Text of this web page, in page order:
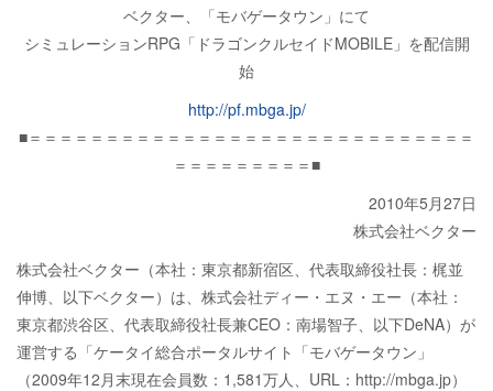
ベクター、「モバゲータウン」にて
シミュレーションRPG「ドラゴンクルセイドMOBILE」を配信開
始
http://pf.mbga.jp/
■＝＝＝＝＝＝＝＝＝＝＝＝＝＝＝＝＝＝＝＝＝＝＝＝＝＝＝＝＝
＝＝＝＝＝＝＝＝＝■
2010年5月27日
株式会社ベクター
株式会社ベクター（本社：東京都新宿区、代表取締役社長：梶並
伸博、以下ベクター）は、株式会社ディー・エヌ・エー（本社：
東京都渋谷区、代表取締役社長兼CEO：南場智子、以下DeNA）が
運営する「ケータイ総合ポータルサイト「モバゲータウン」
（2009年12月末現在会員数：1,581万人、URL：http://mbga.jp）